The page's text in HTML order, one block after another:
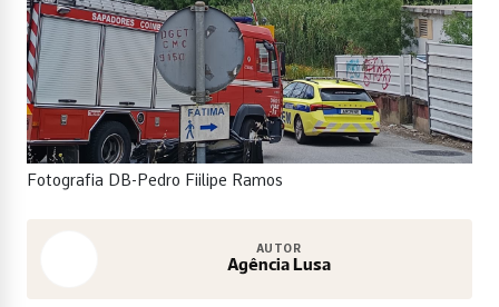
Fotografia DB-Pedro Fiilipe Ramos
AUTOR
Agência Lusa